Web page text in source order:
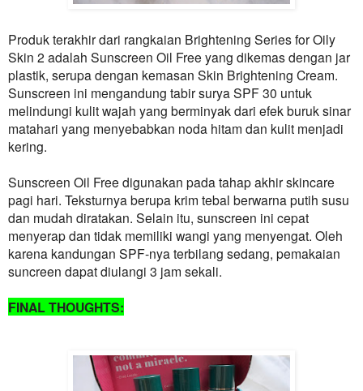
Produk terakhir dari rangkaian Brightening Series for Oily
Skin 2 adalah Sunscreen Oil Free yang dikemas dengan jar
plastik, serupa dengan kemasan Skin Brightening Cream.
Sunscreen ini mengandung tabir surya SPF 30 untuk
melindungi kulit wajah yang berminyak dari efek buruk sinar
matahari yang menyebabkan noda hitam dan kulit menjadi
kering.
Sunscreen Oil Free digunakan pada tahap akhir skincare
pagi hari. Teksturnya berupa krim tebal berwarna putih susu
dan mudah diratakan. Selain itu, sunscreen ini cepat
menyerap dan tidak memiliki wangi yang menyengat. Oleh
karena kandungan SPF-nya terbilang sedang, pemakaian
suncreen dapat diulangi 3 jam sekali.
FINAL THOUGHTS: